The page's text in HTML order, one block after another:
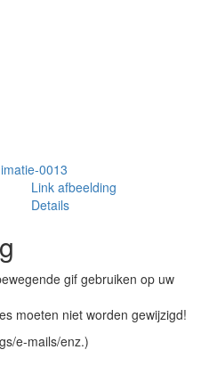
Link afbeelding
Details
gif gebruiken op uw
moeten niet worden gewijzigd!
e-mails/enz.)